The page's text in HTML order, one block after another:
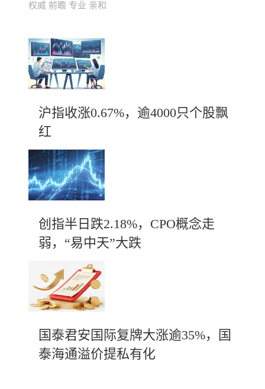
权威 前瞻 专业 亲和
沪指收涨0.67%，逾4000只个股飘
红
创指半日跌2.18%，CPO概念走
弱，“易中天”大跌
国泰君安国际复牌大涨逾35%，国
泰海通溢价提私有化